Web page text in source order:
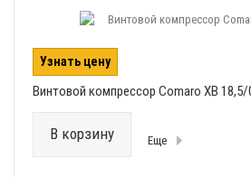
Узнать цену
Винтовой компрессор Comaro XB 18,5/
В корзину Еще